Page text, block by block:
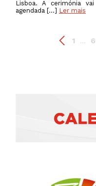
Lisboa. A cerimónia
agendada […] Ler mais
1 ...